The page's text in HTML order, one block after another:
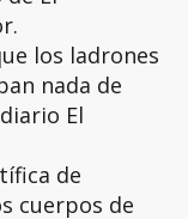
los ladrones
nada de
El
de
cuerpos de